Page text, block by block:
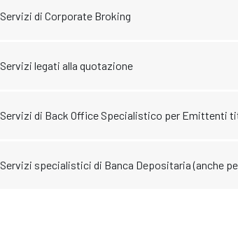
Servizi di Corporate Broking
Servizi legati alla quotazione
Servizi di Back Office Specialistico per Emittenti
Servizi specialistici di Banca Depositaria (anche